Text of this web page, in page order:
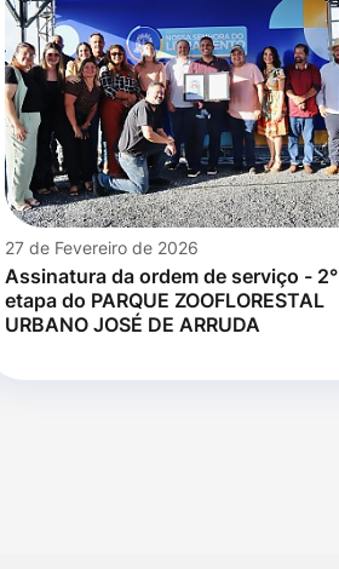
27 de Fevereiro de 2026
Assinatura da ordem de serviço - 2°
etapa do PARQUE ZOOFLORESTAL
URBANO JOSÉ DE ARRUDA